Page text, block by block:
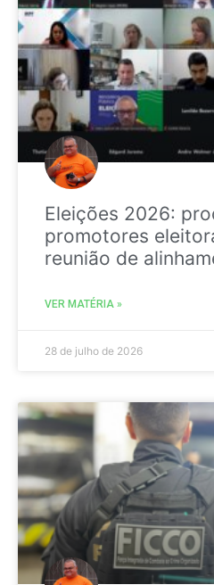
Eleições 2026:
promotores
reunião de
VER MATÉRIA »
28 de julho de 2026